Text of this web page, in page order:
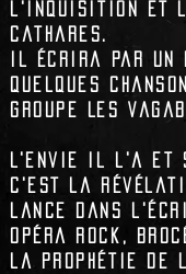
l'inquisition et
Cathares.
Il écrira par un
quelques
groupe
Les
L'envie il l'a et
c'est la
lance dans
opéra rock,
la Prophétie de